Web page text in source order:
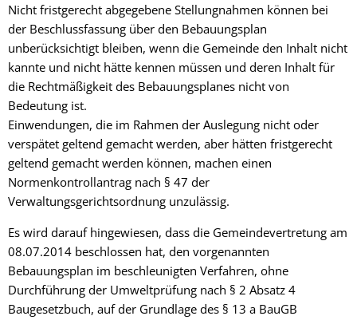
Nicht fristgerecht abgegebene Stellungnahmen können bei
der Beschlussfassung über den Bebauungsplan
unberücksichtigt bleiben, wenn die Gemeinde den Inhalt nicht
kannte und nicht hätte kennen müssen und deren Inhalt für
die Rechtmäßigkeit des Bebauungsplanes nicht von
Bedeutung ist.
Einwendungen, die im Rahmen der Auslegung nicht oder
verspätet geltend gemacht werden, aber hätten fristgerecht
geltend gemacht werden können, machen einen
Normenkontrollantrag nach § 47 der
Verwaltungsgerichtsordnung unzulässig.
Es wird darauf hingewiesen, dass die Gemeindevertretung am
08.07.2014 beschlossen hat, den vorgenannten
Bebauungsplan im beschleunigten Verfahren, ohne
Durchführung der Umweltprüfung nach § 2 Absatz 4
Baugesetzbuch, auf der Grundlage des § 13 a BauGB